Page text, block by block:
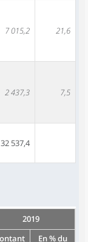
7 015,2 21,6
2 437,3 7,5
32 537,4
2019
En % du